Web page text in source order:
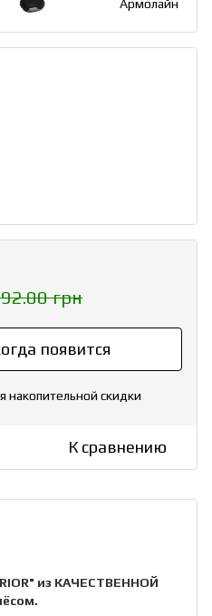
грн
появится
накопительной скидки
К сравнению
из КАЧЕСТВЕННОЙ